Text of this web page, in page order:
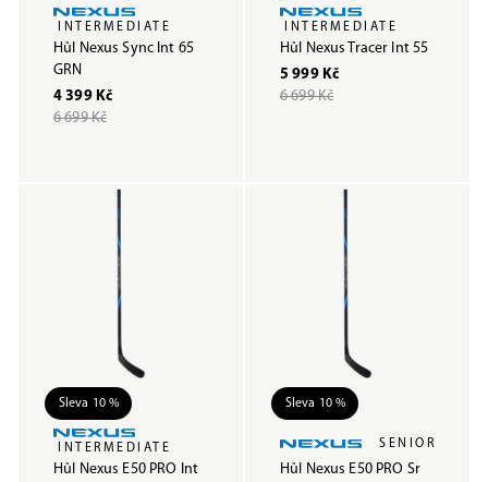
INTERMEDIATE
Hůl Nexus Sync Int 65
GRN
4 399 Kč
6 699 Kč
INTERMEDIATE
Hůl Nexus Tracer Int 55
5 999 Kč
6 699 Kč
Sleva 10 %
INTERMEDIATE
Hůl Nexus E50 PRO Int
Sleva 10 %
SENIOR
Hůl Nexus E50 PRO Sr